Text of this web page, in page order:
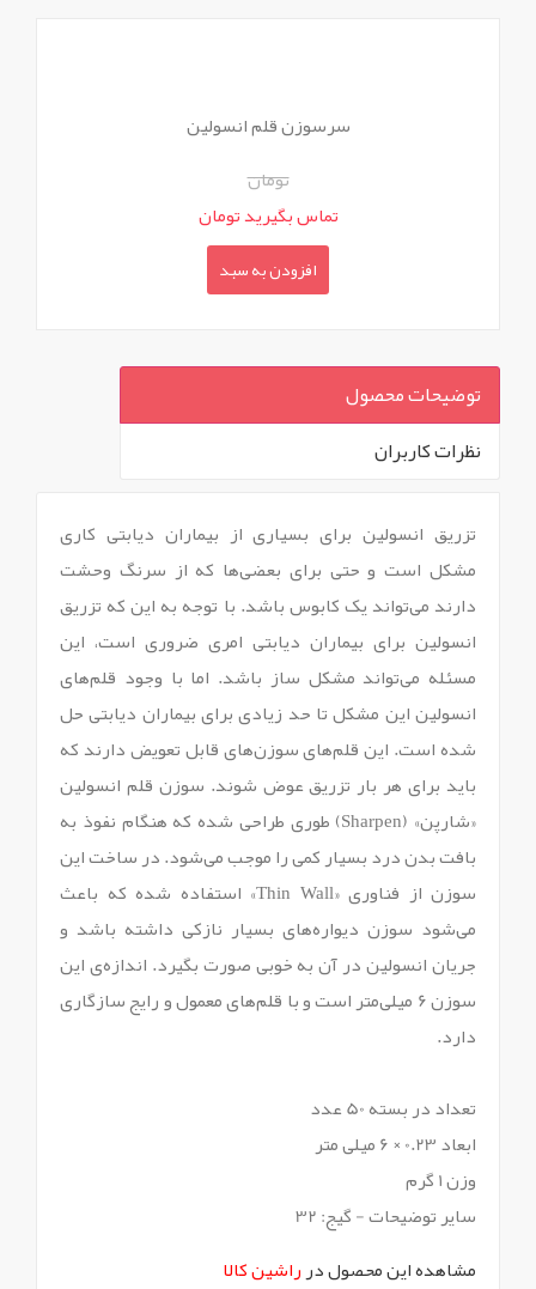
سرسوزن قلم انسولین
تومان
تماس بگیرید تومان
افزودن به سبد
توضیحات محصول
نظرات کاربران
تزریق انسولین برای بسیاری از بیماران دیابتی کاری
مشکل است و حتی برای بعضی‌ها که از سرنگ وحشت
دارند می‌تواند یک کابوس باشد. با توجه به این که تزریق
انسولین برای بیماران دیابتی امری ضروری است، این
مسئله می‌تواند مشکل ساز باشد. اما با وجود قلم‌های
انسولین این مشکل تا حد زیادی برای بیماران دیابتی حل
شده است. این قلم‌های سوزن‌های قابل تعویض دارند که
باید برای هر بار تزریق عوض شوند. سوزن قلم انسولین
«شارپن» (Sharpen) طوری طراحی شده که هنگام نفوذ به
بافت بدن درد بسیار کمی را موجب می‌شود. در ساخت این
سوزن از فناوری «Thin Wall» استفاده شده که باعث
می‌شود سوزن دیواره‌های بسیار نازکی داشته باشد و
جریان انسولین در آن به خوبی صورت بگیرد. اندازه‌ی این
سوزن 6 میلی‌متر است و با قلم‌های معمول و رایج سازگاری
دارد.
تعداد در بسته 50 عدد
ابعاد 0.23 × 6 میلی متر
وزن 1 گرم
سایر توضیحات - گیج: 32
مشاهده این محصول درراشین کالا